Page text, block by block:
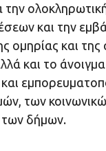
την
και την
ομηρίας και
και το
και
των
δήμων.